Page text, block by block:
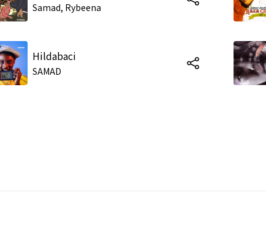
Samad, Rybeena
Hildabaci
SAMAD